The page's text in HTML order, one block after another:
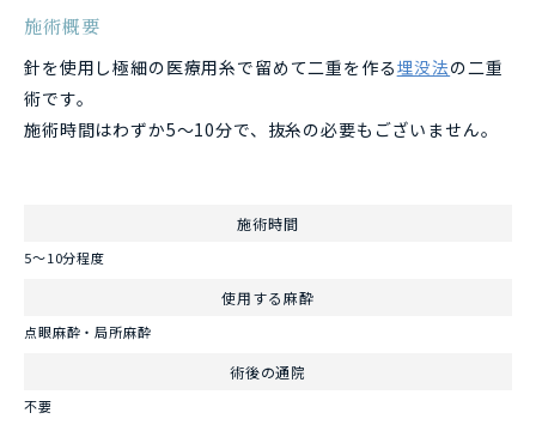
施術概要
針を使用し極細の医療用糸で留めて二重を作る埋没法の二重
術です。
施術時間はわずか5～10分で、抜糸の必要もございません。
施術時間
5～10分程度
使用する麻酔
点眼麻酔・局所麻酔
術後の通院
不要